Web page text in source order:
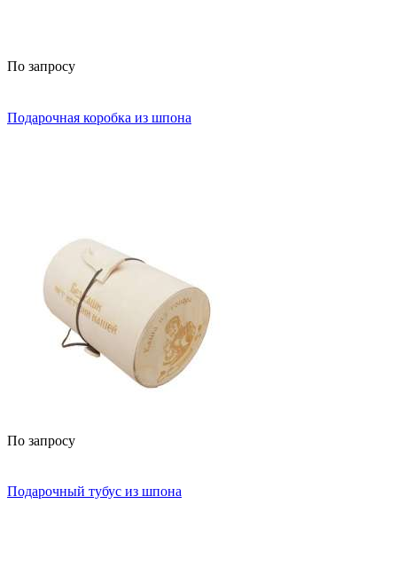
По запросу
Подарочная коробка из шпона
По запросу
Подарочный тубус из шпона